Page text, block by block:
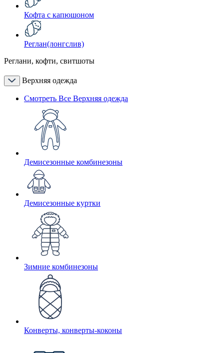
Кофта с капюшоном
Реглан(лонгслив)
Реглани, кофти, свитшоты
Верхняя одежда
Смотреть Все Верхняя одежда
Демисезонные комбинезоны
Демисезонные куртки
Зимние комбинезоны
Конверты, конверты-коконы